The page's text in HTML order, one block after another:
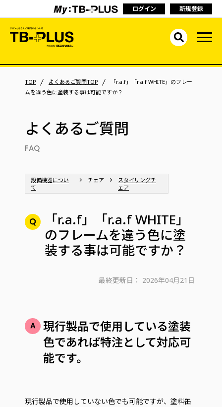
ログイン 新規登録
TOP よくあるご質問TOP
「r.a.f」「r.a.f WHITE」のフレー
ムを違う色に塗装する事は可能ですか？
よくあるご質問
FAQ
設備機器につい
て
チェア
スタイリングチ
ェア
「r.a.f」「r.a.f WHITE」
のフレームを違う色に塗
装する事は可能ですか？
最終更新日： 2026年04月21日
現行製品で使用している塗装
色であれば特注として対応可
能です。
現行製品で使用していない色でも可能ですが、塗料缶